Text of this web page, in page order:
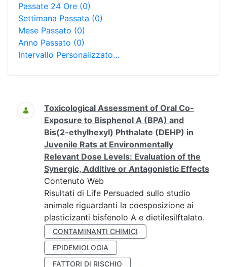
Passate 24 Ore (0)
Settimana Passata (0)
Mese Passato (0)
Anno Passato (0)
Intervallo Personalizzato…
Ricerca
Toxicological Assessment of Oral Co-
Exposure to Bisphenol A (BPA) and
Bis(2-ethylhexyl) Phthalate (DEHP) in
Juvenile Rats at Environmentally
Relevant Dose Levels: Evaluation of the
Synergic, Additive or Antagonistic Effects
Contenuto Web
Risultati di Life Persuaded sullo studio
animale riguardanti la coesposizione ai
plasticizanti bisfenolo A e dietilesilftalato.
CONTAMINANTI CHIMICI
EPIDEMIOLOGIA
FATTORI DI RISCHIO